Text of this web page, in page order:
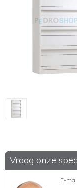
Vraag onze
E-